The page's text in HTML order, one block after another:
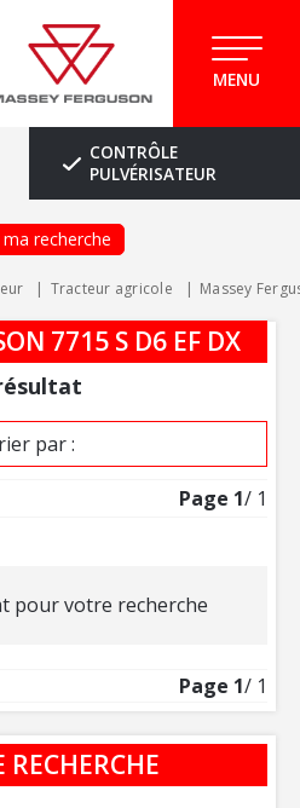
MENU
CONTRÔLE
PULVÉRISATEUR
recherche
Tracteur agricole Massey
7715 S D6 EF DX
par :
Page 1/ 1
pour votre recherche
Page 1/ 1
RECHERCHE